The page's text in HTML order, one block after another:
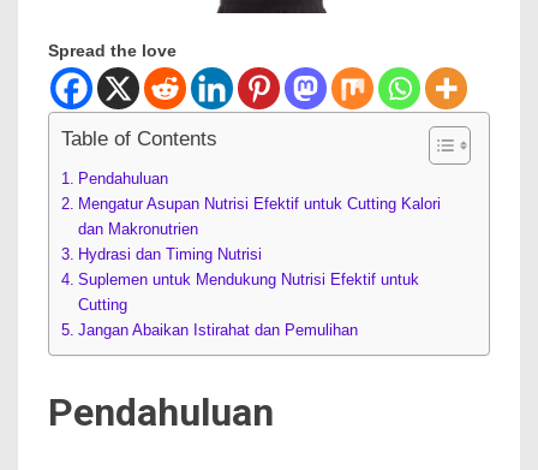
Spread the love
Table of Contents
Pendahuluan
Mengatur Asupan Nutrisi Efektif untuk Cutting Kalori
dan Makronutrien
Hydrasi dan Timing Nutrisi
Suplemen untuk Mendukung Nutrisi Efektif untuk
Cutting
Jangan Abaikan Istirahat dan Pemulihan
Pendahuluan